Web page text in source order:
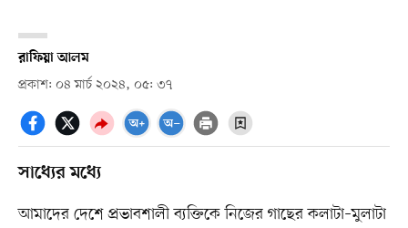
রাফিয়া আলম
প্রকাশ: ০৪ মার্চ ২০২৪, ০৫: ৩৭
সাধ্যের মধ্যে
আমাদের দেশে প্রভাবশালী ব্যক্তিকে নিজের গাছের কলাটা–মুলাটা